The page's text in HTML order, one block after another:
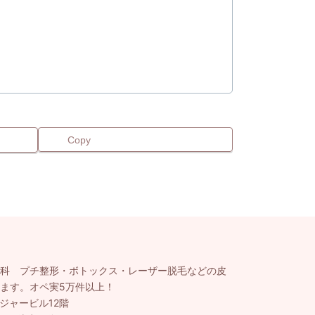
Copy
プチ整形・ボトックス・レーザー脱毛などの皮
す。オペ実5万件以上！
ャービル12階